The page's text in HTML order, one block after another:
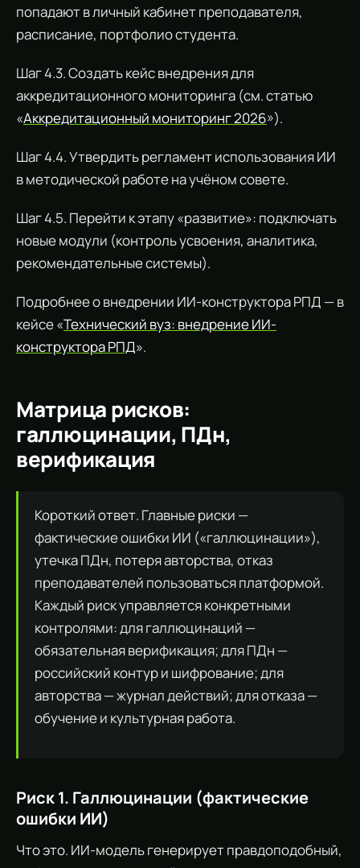
попадают в личный кабинет преподавателя,
расписание, портфолио студента.
Шаг 4.3. Создать кейс внедрения для
аккредитационного мониторинга (см. статью
«Аккредитационный мониторинг 2026»).
Шаг 4.4. Утвердить регламент использования ИИ
в методической работе на учёном совете.
Шаг 4.5. Перейти к этапу «развитие»: подключать
новые модули (контроль усвоения, аналитика,
рекомендательные системы).
Подробнее о внедрении ИИ-конструктора РПД — в
кейсе «Технический вуз: внедрение ИИ-
конструктора РПД».
Матрица рисков:
галлюцинации, ПДн,
верификация
Короткий ответ. Главные риски —
фактические ошибки ИИ («галлюцинации»),
утечка ПДн, потеря авторства, отказ
преподавателей пользоваться платформой.
Каждый риск управляется конкретными
контролями: для галлюцинаций —
обязательная верификация; для ПДн —
российский контур и шифрование; для
авторства — журнал действий; для отказа —
обучение и культурная работа.
Риск 1. Галлюцинации (фактические
ошибки ИИ)
Что это. ИИ-модель генерирует правдоподобный,